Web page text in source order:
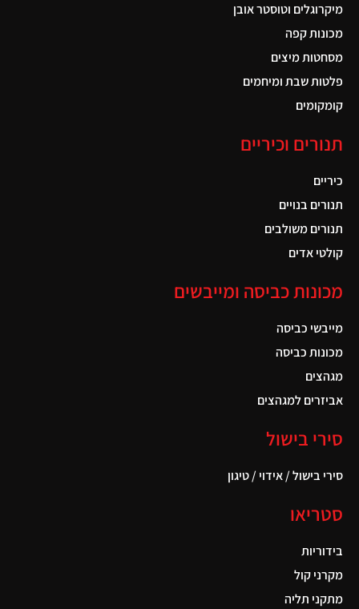
מיקרוגלים וטוסטר אובן
מכונות קפה
מסחטות מיצים
פלטות שבת ומיחמים
קומקומים
תנורים וכיריים
כיריים
תנורים בנויים
תנורים משולבים
קולטי אדים
מכונות כביסה ומייבשים
מייבשי כביסה
מכונות כביסה
מגהצים
אביזרים למגהצים
סירי בישול
סירי בישול / אידוי / טיגון
סטריאו
בידוריות
מקרני קול
מתקני תליה